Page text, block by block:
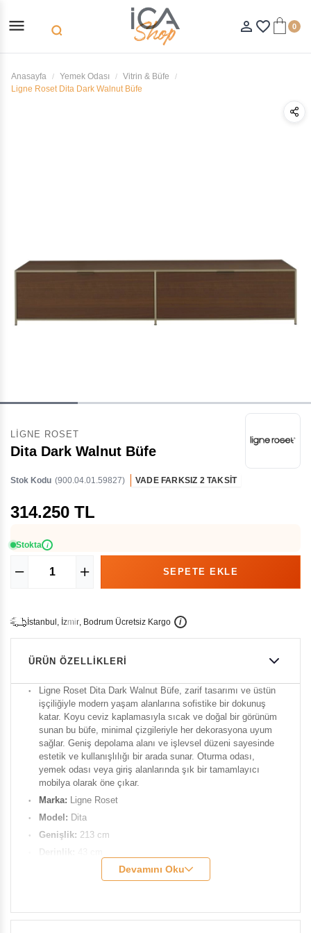
menu search person_outline favorite_border 0
Anasayfa Yemek Odası
Vitrin & Büfe
Ligne Roset Dita Dark Walnut Büfe
LIGNE ROSET
Dita Dark Walnut Büfe
Stok Kodu (900.04.01.59827) VADE FARKSIZ 2 TAKSİT
314.250 TL
Stokta i
İstanbu , İzmir, Bodrum Ücretsiz Kargo i
ÜRÜN ÖZELLIKLERI
Ligne Roset Dita Dark Walnut Büfe, zarif tasarımı ve üstün
işçiliğiyle modern yaşam alanlarına sofistike bir dokunuş
katar. Koyu ceviz kaplamasıyla sıcak ve doğal bir görünüm
sunan bu büfe, minimal çizgileriyle her dekorasyona uyum
sağlar. Geniş depolama alanı ve işlevsel düzeni sayesinde
estetik ve kullanışlılığı bir arada sunar. Oturma odası,
yemek odası veya giriş alanlarında şık bir tamamlayıcı
mobilya olarak öne çıkar.
Marka: Ligne Roset
Model: Dita
Genişlik: 213 cm
Derinlik:
Tasarımcı:Pagnon & Pelhaître
Devamını Oku